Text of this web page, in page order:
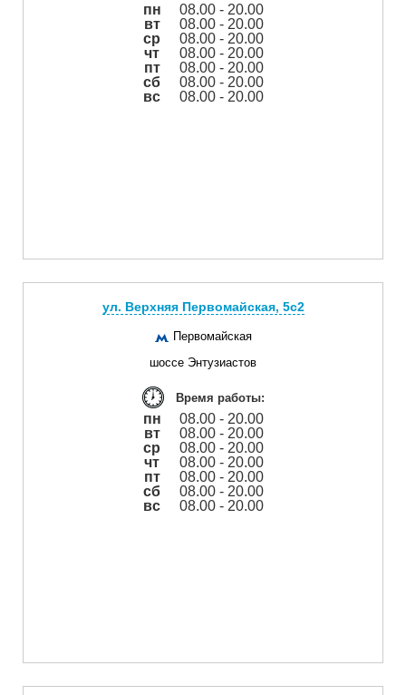
пн
08.00 - 20.00
вт
08.00 - 20.00
ср
08.00 - 20.00
чт
08.00 - 20.00
пт
08.00 - 20.00
сб
08.00 - 20.00
вс
08.00 - 20.00
ул. Верхняя Первомайская, 5с2
Первомайская
шоссе Энтузиастов
Время работы:
пн
08.00 - 20.00
вт
08.00 - 20.00
ср
08.00 - 20.00
чт
08.00 - 20.00
пт
08.00 - 20.00
сб
08.00 - 20.00
вс
08.00 - 20.00